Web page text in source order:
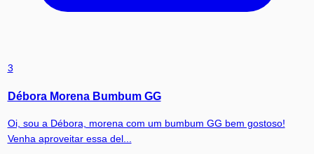
3
Débora Morena Bumbum GG
Oi, sou a Débora, morena com um bumbum GG bem gostoso!
Venha aproveitar essa del...